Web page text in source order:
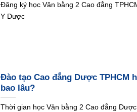
Đăng ký học Văn bằng 2 Cao đẳng
Y Dược
Đào tạo Cao đẳng Dược TPHCM
bao lâu?
Thời gian học Văn bằng 2 Cao đẳng